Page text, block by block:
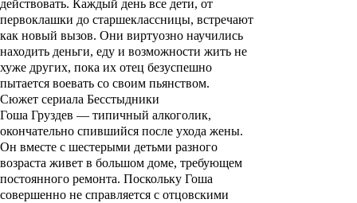
действовать. Каждый день все дети, от
первоклашки до старшеклассницы, встречают
как новый вызов. Они виртуозно научились
находить деньги, еду и возможности жить не
хуже других, пока их отец безуспешно
пытается воевать со своим пьянством.
Сюжет сериала Бесстыдники
Гоша Груздев — типичный алкоголик,
окончательно спившийся после ухода жены.
Он вместе с шестерыми детьми разного
возраста живет в большом доме, требующем
постоянного ремонта. Поскольку Гоша
совершенно не справляется с отцовскими